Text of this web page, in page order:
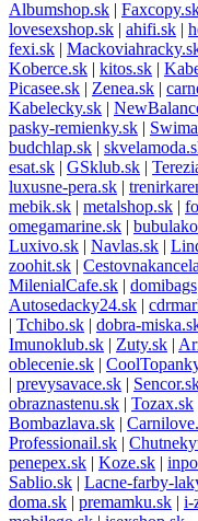
Albumshop.sk |
lovesexshop.sk | ahifi.sk |
fexi.sk |
Koberce.sk | kitos.sk |
Picasee.sk | Zenea.sk |
Kabelecky.sk |
pasky-remienky.sk |
budchlap.sk |
esat.sk | GSklub.sk |
luxusne-pera.sk |
mebik.sk | metalshop.sk |
omegamarine.sk |
Luxivo.sk | Navlas.sk |
zoohit.sk |
MilenialCafe.sk | domibags
Autosedacky24.sk |
| Tchibo.sk | dobra-
Imunoklub.sk | Zuty.sk |
oblecenie.sk |
| prevysavace.sk |
obraznastenu.sk | Tozax.sk
Bombazlava.sk |
Professionail.sk |
penepex.sk | Koze.sk |
Sablio.sk | Lacne-farby-
doma.sk | premamku.sk | i-